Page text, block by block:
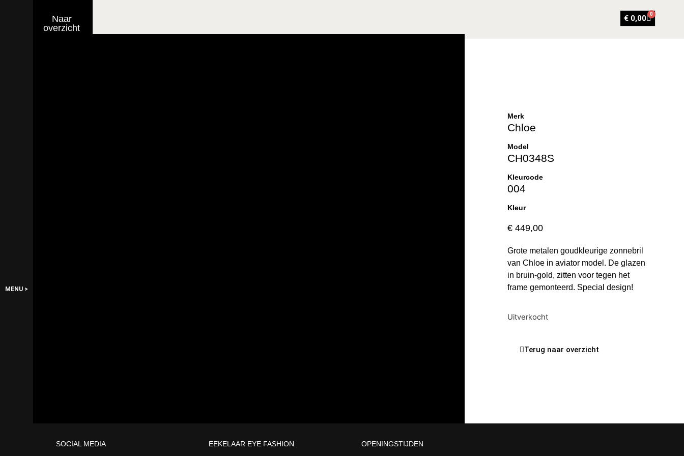
MENU >
Naar
overzicht
€ 0,00 0
Merk
Chloe
Model
CH0348S
Kleurcode
004
Kleur
€449,00
Grote metalen goudkleurige zonnebril
van Chloe in aviator model. De glazen
in bruin-gold, zitten voor tegen het
frame gemonteerd. Special design!
Uitverkocht
Terug naar overzicht
SOCIAL MEDIA EEKELAAR EYE FASHION OPENINGSTIJDEN